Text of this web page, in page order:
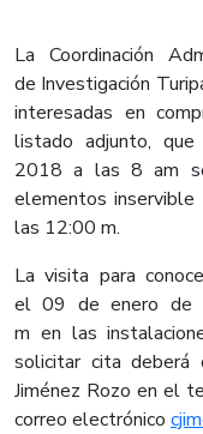
La Coordinación
de Investigación
interesadas en
listado adjunto,
2018 a las 8 am
elementos
las 12:00 m.
La visita para
el 09 de enero de
m en las
solicitar cita deberá
Jiménez Rozo en el
correo electrónico